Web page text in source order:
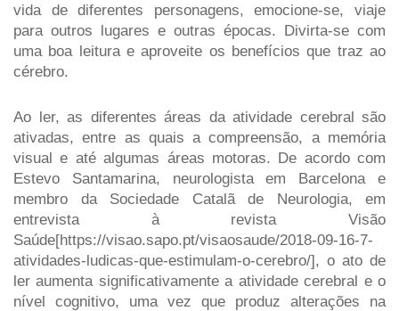
vida de diferentes personagens, emocione-se, viaje
para outros lugares e outras épocas. Divirta-se com
uma boa leitura e aproveite os benefícios que traz ao
cérebro.
Ao ler, as diferentes áreas da atividade cerebral são
ativadas, entre as quais a compreensão, a memória
visual e até algumas áreas motoras. De acordo com
Estevo Santamarina, neurologista em Barcelona e
membro da Sociedade Catalã de Neurologia, em
entrevista à revista Visão
Saúde[https://visao.sapo.pt/visaosaude/2018-09-16-7-
atividades-ludicas-que-estimulam-o-cerebro/], o ato de
ler aumenta significativamente a atividade cerebral e o
nível cognitivo, uma vez que produz alterações na